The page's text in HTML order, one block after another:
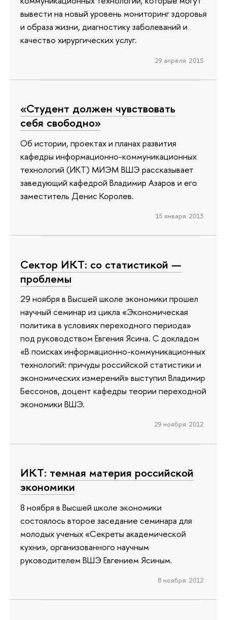
вывести на новый уровень мониторинг здоровья
и образа жизни, диагностику заболеваний и
качество хирургических услуг.
29 апреля 2015
«Студент должен чувствовать
себя свободно»
Об истории, проектах и планах развития
кафедры информационно-коммуникационных
технологий (ИКТ) МИЭМ ВШЭ рассказывает
заведующий кафедрой Владимир Азаров и его
заместитель Денис Королев.
15 января 2013
Сектор ИКТ: со статистикой —
проблемы
29 ноября в Высшей школе экономики прошел
научный семинар из цикла «Экономическая
политика в условиях переходного периода»
под руководством Евгения Ясина. С докладом
«В поисках информационно-коммуникационных
технологий: причуды российской статистики и
экономических измерений» выступил Владимир
Бессонов, доцент кафедры теории переходной
экономики ВШЭ.
29 ноября 2012
ИКТ: темная материя российской
экономики
8 ноября в Высшей школе экономики
состоялось второе заседание семинара для
молодых ученых «Секреты академической
кухни», организованного научным
руководителем ВШЭ Евгением Ясиным.
8 ноября 2012